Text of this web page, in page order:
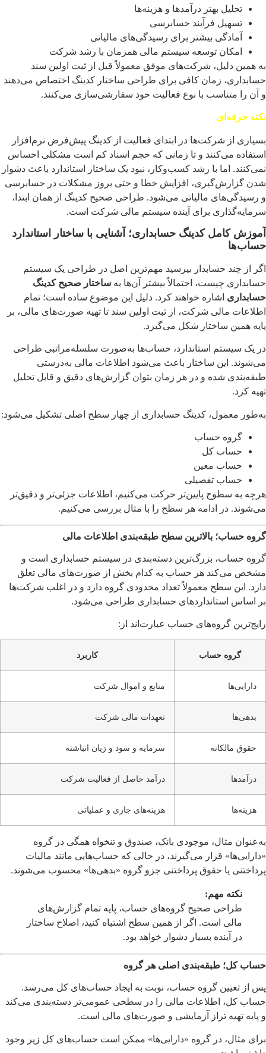
تحلیل بهتر درآمدها و هزینه‌ها
تسهیل فرآیند حسابرسی
آمادگی بیشتر برای رسیدگی‌های مالیاتی
امکان توسعه سیستم مالی همزمان با رشد شرکت
به همین دلیل، شرکت‌های موفق معمولاً قبل از ثبت اولین سند
حسابداری، زمان کافی برای طراحی ساختار کدینگ اختصاص می‌دهند
و آن را متناسب با نوع فعالیت خود سفارشی‌سازی می‌کنند.
نکته حرفه‌ای
بسیاری از شرکت‌ها در ابتدای فعالیت از کدینگ پیش‌فرض نرم‌افزار
استفاده می‌کنند و تا زمانی که حجم اسناد کم است مشکلی احساس
نمی‌کنند. اما با رشد کسب‌وکار، نبود یک ساختار استاندارد باعث دشوار
شدن گزارش‌گیری، افزایش خطا و حتی بروز مشکلات در حسابرسی
و رسیدگی‌های مالیاتی می‌شود. طراحی صحیح کدینگ از همان ابتدا،
سرمایه‌گذاری برای آینده سیستم مالی شرکت است.
آموزش کامل کدینگ حسابداری؛ آشنایی با ساختار استاندارد
حساب‌ها
اگر از چند حسابدار بپرسید مهم‌ترین اصل در طراحی یک سیستم
حسابداری چیست، احتمالاً بیشتر آن‌ها به ساختار صحیح کدینگ
حسابداری اشاره خواهند کرد. دلیل این موضوع ساده است؛ تمام
اطلاعات مالی شرکت، از ثبت اولین سند تا تهیه صورت‌های مالی، بر
پایه همین ساختار شکل می‌گیرد.
در یک سیستم استاندارد، حساب‌ها به‌صورت سلسله‌مراتبی طراحی
می‌شوند. این ساختار باعث می‌شود اطلاعات مالی به‌درستی
طبقه‌بندی شده و در هر زمان بتوان گزارش‌های دقیق و قابل تحلیل
تهیه کرد.
به‌طور معمول، کدینگ حسابداری از چهار سطح اصلی تشکیل می‌شود:
گروه حساب
حساب کل
حساب معین
حساب تفصیلی
هرچه به سطوح پایین‌تر حرکت می‌کنیم، اطلاعات جزئی‌تر و دقیق‌تر
می‌شوند. در ادامه هر سطح را با مثال بررسی می‌کنیم.
گروه حساب؛ بالاترین سطح طبقه‌بندی اطلاعات مالی
گروه حساب، بزرگ‌ترین دسته‌بندی در سیستم حسابداری است و
مشخص می‌کند هر حساب به کدام بخش از صورت‌های مالی تعلق
دارد. این سطح معمولاً تعداد محدودی گروه دارد و در اغلب شرکت‌ها
بر اساس استانداردهای حسابداری طراحی می‌شود.
رایج‌ترین گروه‌های حساب عبارت‌اند از:
گروه حساب کاربرد
دارایی‌ها منابع و اموال شرکت
بدهی‌ها تعهدات مالی شرکت
حقوق مالکانه سرمایه و سود و زیان انباشته
درآمدها درآمد حاصل از فعالیت شرکت
هزینه‌ها هزینه‌های جاری و عملیاتی
به‌عنوان مثال، موجودی بانک، صندوق و تنخواه همگی در گروه
«دارایی‌ها» قرار می‌گیرند، در حالی که حساب‌هایی مانند مالیات
پرداختنی یا حقوق پرداختنی جزو گروه «بدهی‌ها» محسوب می‌شوند.
نکته مهم:
طراحی صحیح گروه‌های حساب، پایه تمام گزارش‌های
مالی است. اگر از همین سطح اشتباه کنید، اصلاح ساختار
در آینده بسیار دشوار خواهد بود.
حساب کل؛ طبقه‌بندی اصلی هر گروه
پس از تعیین گروه حساب، نوبت به ایجاد حساب‌های کل می‌رسد.
حساب کل، اطلاعات مالی را در سطحی عمومی‌تر دسته‌بندی می‌کند
و پایه تهیه تراز آزمایشی و صورت‌های مالی است.
برای مثال، در گروه «دارایی‌ها» ممکن است حساب‌های کل زیر وجود